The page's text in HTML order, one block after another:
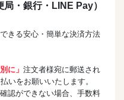
・銀行・LINE Pay）
きる安心・簡単な決済方法
に」 注文者様宛に郵送され
いをお願いいたします。
認ができない場合、手数料